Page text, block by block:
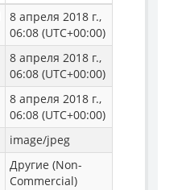
8 апреля 2018 г.,
06:08 (UTC+00:00)
8 апреля 2018 г.,
06:08 (UTC+00:00)
8 апреля 2018 г.,
06:08 (UTC+00:00)
image/jpeg
Другие (Non-
Commercial)